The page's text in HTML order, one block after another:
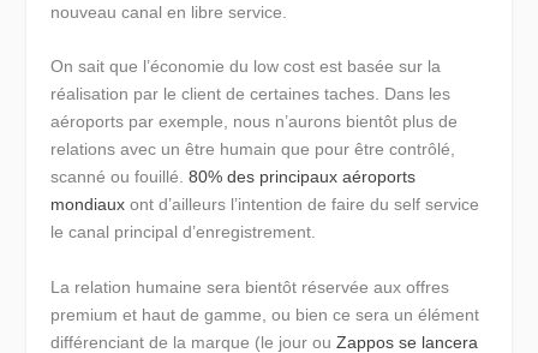
nouveau canal en libre service.
On sait que l’économie du low cost est basée sur la
réalisation par le client de certaines taches. Dans les
aéroports par exemple, nous n’aurons bientôt plus de
relations avec un être humain que pour être contrôlé,
scanné ou fouillé.80% des principaux aéroports
mondiaux ont d’ailleurs l’intention de faire du self service
le canal principal d’enregistrement.
La relation humaine sera bientôt réservée aux offres
premium et haut de gamme, ou bien ce sera un élément
différenciant de la marque (le jour ouZappos se lancera